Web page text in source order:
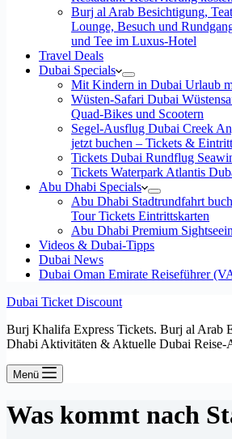
Burj al Arab Besichtigung,
Lounge, Besuch und
und Tee im Luxus-Hotel
Travel Deals
Dubai Specials
Mit Kindern in Dubai Urlaub
Wüsten-Safari Dubai
Quad-Bikes und Scootern
Segel-Ausflug Dubai Creek
jetzt buchen – Tickets &
Tickets Dubai Rundflug
Tickets Waterpark Atlantis
Abu Dhabi Specials
Abu Dhabi Stadtrundfahrt
Tour Tickets Eintrittskarten
Abu Dhabi Premium
Videos & Dubai-Tipps
Dubai News
Dubai Oman Emirate Reiseführer
Dubai Ticket Discount
Burj Khalifa Express Tickets. Burj al Arab
Dhabi Aktivitäten & Aktuelle Dubai Reise-
Menü
Was kommt nach